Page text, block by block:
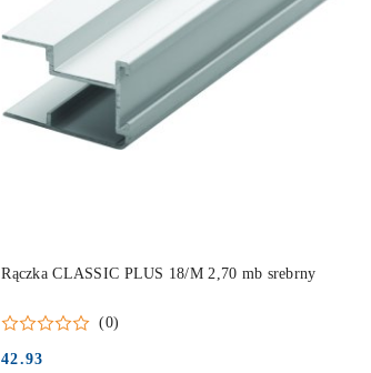
Rączka CLASSIC PLUS 18/M 2,70 mb srebrny
(0)
42.93
DO KOSZYKA